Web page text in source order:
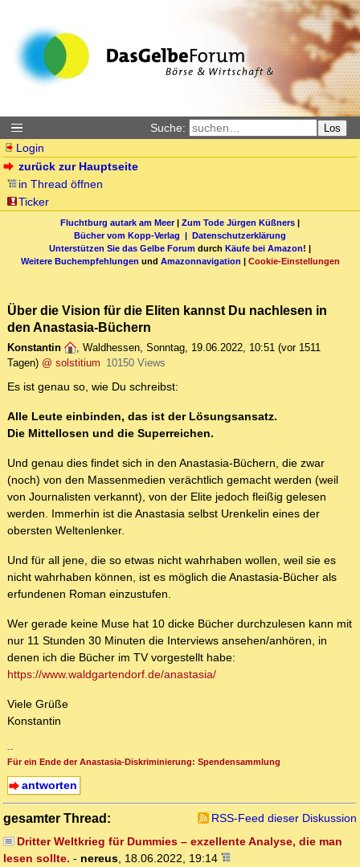
Suche: Los
Login
zurück zur Hauptseite
in Thread öffnen
Ticker
Fluchtburg autark am Meer| Zum Tode Jürgen Küßners |
Bücher vom Kopp-Verlag | Datenschutzerklärung
Unterstützen Sie das Gelbe Forum durch Käufe bei Amazon! |
Weitere Buchempfehlungen und Amazonnavigation | Cookie-Einstellungen
Über die Vision für die Eliten kannst Du nachlesen in
den Anastasia-Büchern
Konstantin , Waldhessen, Sonntag, 19.06.2022, 10:51 (vor 1511
Tagen) @ solstitium 10150 Views
Es ist genau so, wie Du schreibst:
Alle Leute einbinden, das ist der Lösungsansatz.
Die Mittellosen und die Superreichen.
Und genau dies findet sich in den Anastasia-Büchern, die zwar
(noch) von den Massenmedien verächtlich gemacht werden (weil
von Journalisten verkannt), von der Elite jedoch fleißig gelesen
werden. Immerhin ist die Anastasia selbst Urenkelin eines der
obersten Weltenlenker.
Und für all jene, die so etwas nicht wahrhaben wollen, weil sie es
nicht wahrhaben können, ist es möglich die Anastasia-Bücher als
erfundenen Roman einzustufen.
Wer gerade keine Muse hat 10 dicke Bücher durchzulesen kann mit
nur 11 Stunden 30 Minuten die Interviews ansehen/anhören, in
denen ich die Bücher im TV vorgestellt habe:
https://www.waldgartendorf.de/anastasia/
Viele Grüße
Konstantin
--
Für ein Ende der Anastasia-Diskriminierung: Spendensammlung
antworten
gesamter Thread:
RSS-Feed dieser Diskussion
Dritter Weltkrieg für Dummies – exzellente Analyse, die man
lesen sollte. - nereus, 18.06.2022, 19:14